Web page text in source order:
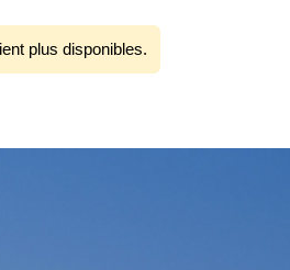
plus disponibles.